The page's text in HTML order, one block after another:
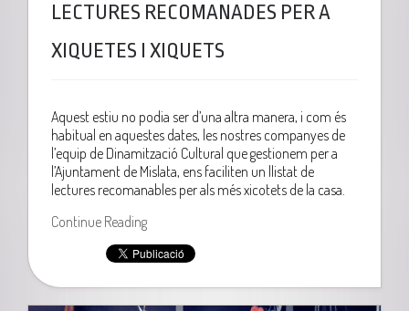
LECTURES RECOMANADES PER A
XIQUETES I XIQUETS
Aquest estiu no podia ser d’una altra manera, i com és
habitual en aquestes dates, les nostres companyes de
l’equip de Dinamització Cultural que gestionem per a
l’Ajuntament de Mislata, ens faciliten un llistat de
lectures recomanables per als més xicotets de la casa.
Continue Reading